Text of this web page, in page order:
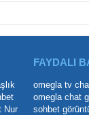
Nur
FAYDALI
omegla tv
omegla chat
sohbet